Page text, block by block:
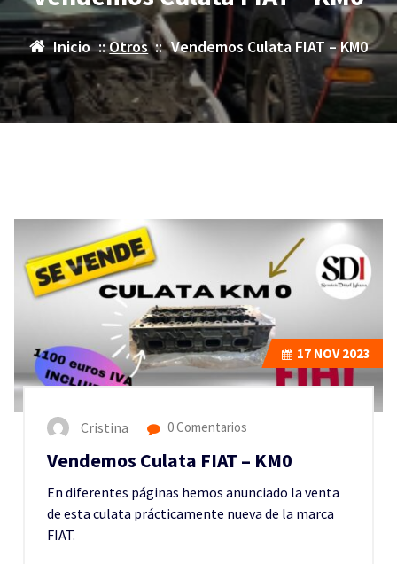
Inicio ::Otros:: Vendemos Culata FIAT – KM0
17 NOV 2023
Cristina 0 Comentarios
Vendemos Culata FIAT – KM0
En diferentes páginas hemos anunciado la venta
de esta culata prácticamente nueva de la marca
FIAT.